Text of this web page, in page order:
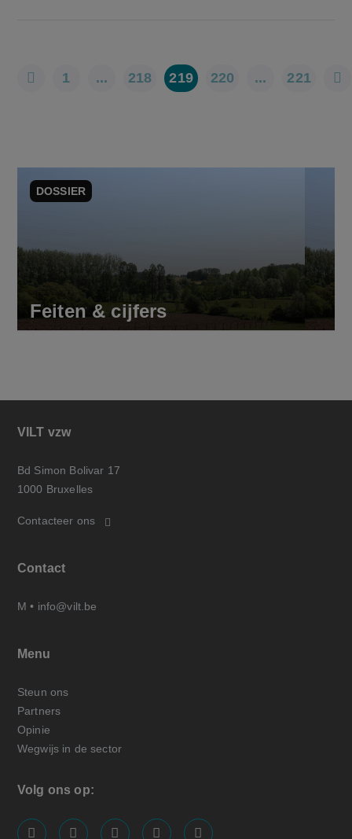
1 ... 218 219 220 ... 221
DOSSIER
Feiten & cijfers
VILT vzw
Bd Simon Bolivar 17
1000 Bruxelles
Contacteer ons
Contact
M • info@vilt.be
Menu
Steun ons
Partners
Opinie
Wegwijs in de sector
Volg ons op: